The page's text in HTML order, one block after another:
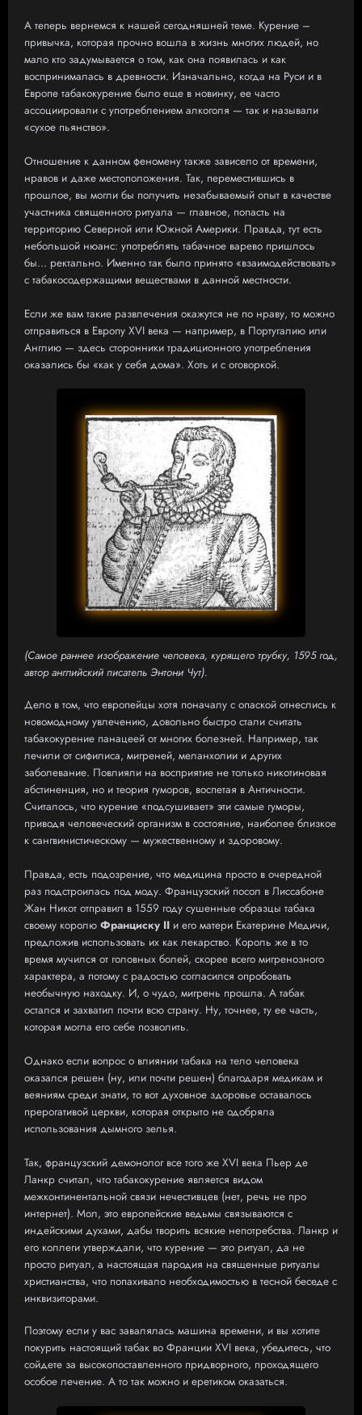
А теперь вернемся к нашей сегодняшней теме. Курение –
привычка, которая прочно вошла в жизнь многих людей, но
мало кто задумывается о том, как она появилась и как
воспринималась в древности. Изначально, когда на Руси и в
Европе табакокурение было еще в новинку, ее часто
ассоциировали с употреблением алкоголя — так и называли
«сухое пьянство».
Отношение к данном феномену также зависело от времени,
нравов и даже местоположения. Так, переместившись в
прошлое, вы могли бы получить незабываемый опыт в качестве
участника священного ритуала — главное, попасть на
территорию Северной или Южной Америки. Правда, тут есть
небольшой нюанс: употреблять табачное варево пришлось
бы… ректально. Именно так было принято «взаимодействовать»
с табакосодержащими веществами в данной местности.
Если же вам такие развлечения окажутся не по нраву, то можно
отправиться в Европу XVI века — например, в Португалию или
Англию — здесь сторонники традиционного употребления
оказались бы «как у себя дома». Хоть и с оговоркой.
(Самое раннее изображение человека, курящего трубку, 1595 год,
автор английский писатель Энтони Чут).
Дело в том, что европейцы хотя поначалу с опаской отнеслись к
новомодному увлечению, довольно быстро стали считать
табакокурение панацеей от многих болезней. Например, так
лечили от сифилиса, мигреней, меланхолии и других
заболевание. Повлияли на восприятие не только никотиновая
абстиненция, но и теория гуморов, воспетая в Античности.
Считалось, что курение «подсушивает» эти самые гуморы,
приводя человеческий организм в состояние, наиболее близкое
к сангвинистическому — мужественному и здоровому.
Правда, есть подозрение, что медицина просто в очередной
раз подстроилась под моду. Французский посол в Лиссабоне
Жан Никот отправил в 1559 году сушенные образцы табака
своему королю Франциску II и его матери Екатерине Медичи,
предложив использовать их как лекарство. Король же в то
время мучился от головных болей, скорее всего мигренозного
характера, а потому с радостью согласился опробовать
необычную находку. И, о чудо, мигрень прошла. А табак
остался и захватил почти всю страну. Ну, точнее, ту ее часть,
которая могла его себе позволить.
Однако если вопрос о влиянии табака на тело человека
оказался решен (ну, или почти решен) благодаря медикам и
веяниям среди знати, то вот духовное здоровье оставалось
прерогативой церкви, которая открыто не одобряла
использования дымного зелья.
Так, французский демонолог все того же XVI века Пьер де
Ланкр считал, что табакокурение является видом
межконтинентальной связи нечестивцев (нет, речь не про
интернет). Мол, это европейские ведьмы связываются с
индейскими духами, дабы творить всякие непотребства. Ланкр и
его коллеги утверждали, что курение — это ритуал, да не
просто ритуал, а настоящая пародия на священные ритуалы
христианства, что попахивало необходимостью в тесной беседе с
инквизиторами.
Поэтому если у вас завалялась машина времени, и вы хотите
покурить настоящий табак во Франции XVI века, убедитесь, что
сойдете за высокопоставленного придворного, проходящего
особое лечение. А то так можно и еретиком оказаться.